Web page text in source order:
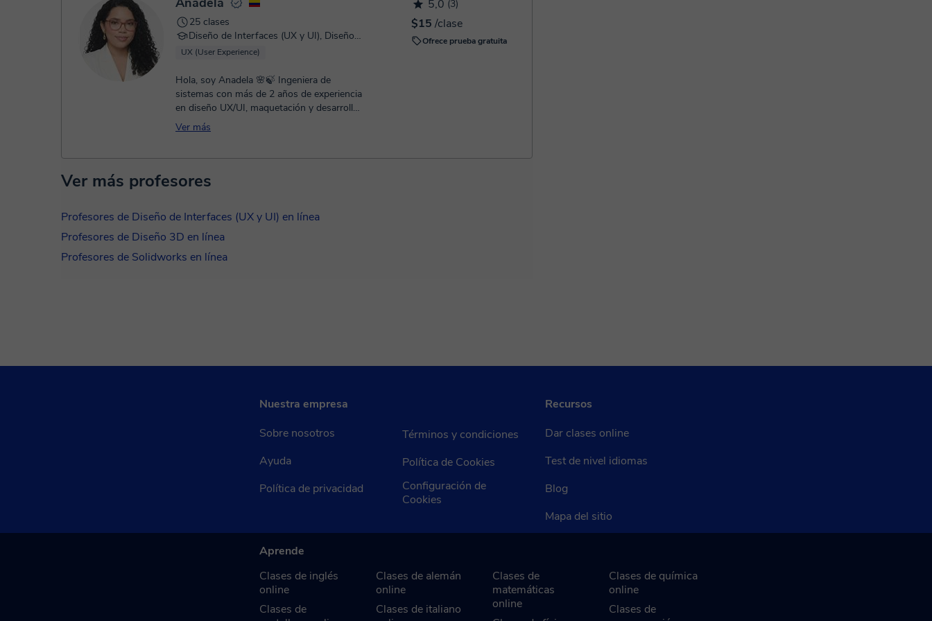
5,0 (3)
$15 /clase
Ofrece prueba gratuita
25 clases
Diseño de Interfaces (UX y UI), Diseño Web
UX (User Experience)
Hola, soy Anadela 🌸🍃 Ingeniera de
sistemas con más de 2 años de experiencia
en diseño UX/UI, maquetación y desarrollo
web, utilizando herramientas ...
Ver más
Ver más profesores
Profesores de Diseño de Interfaces (UX y UI) en línea
Profesores de Diseño 3D en línea
Profesores de Solidworks en línea
Nuestra empresa
Sobre nosotros
Ayuda
Política de privacidad
Términos y condiciones
Política de Cookies
Configuración de
Cookies
Recursos
Dar clases online
Test de nivel idiomas
Blog
Mapa del sitio
Aprende
Clases de inglés
online
Clases de
Clases de alemán
online
Clases de italiano
Clases de
matemáticas
online
Clases de química
online
Clases de